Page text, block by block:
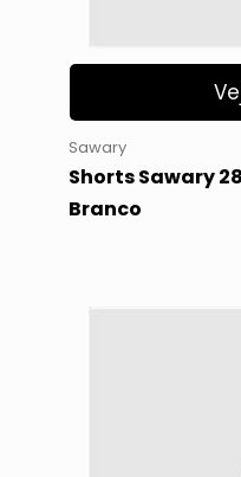
Sawary
Shorts Sawary
Branco